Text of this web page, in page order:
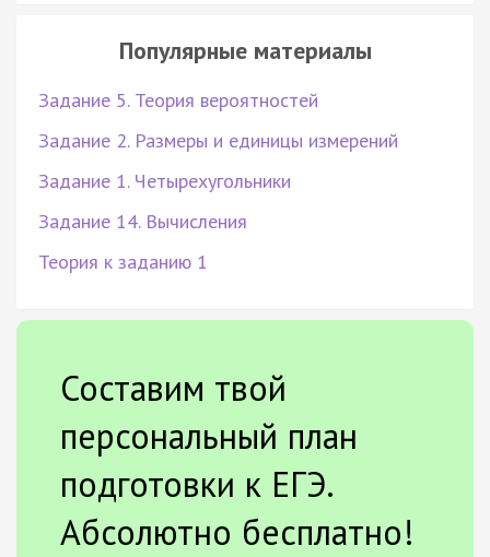
Популярные материалы
Задание 5. Теория вероятностей
Задание 2. Размеры и единицы измерений
Задание 1. Четырехугольники
Задание 14. Вычисления
Теория к заданию 1
Составим твой
персональный план
подготовки к ЕГЭ.
Абсолютно бесплатно!